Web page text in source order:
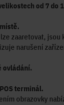
od 7 do
zaaretovat, jsou
narušení
ovládání.
terminál.
obrazovky